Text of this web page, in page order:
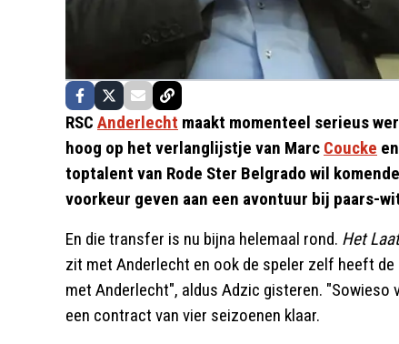
RSC Anderlecht maakt momenteel serieus
hoog op het verlanglijstje van Marc Coucke
toptalent van Rode Ster Belgrado wil
voorkeur geven aan een avontuur bij paars-
En die transfer is nu bijna helemaal rond. Het
zit met Anderlecht en ook de speler zelf heeft
met Anderlecht", aldus Adzic gisteren. "Sowieso
een contract van vier seizoenen klaar.